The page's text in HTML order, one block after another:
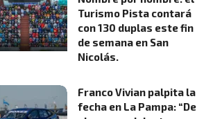
Turismo Pista contará
con 130 duplas este fin
de semana en San
Nicolás.
Franco Vivian palpita la
fecha en La Pampa: “De